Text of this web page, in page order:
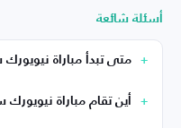
أسئلة شائعة
متى تبدأ مباراة
أين تقام مباراة